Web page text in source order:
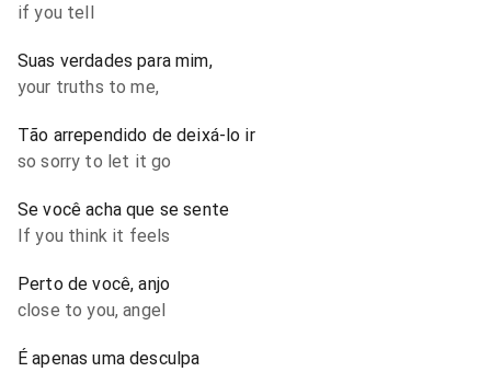
if you tell
Suas verdades para mim,
your truths to me,
Tão arrependido de deixá-lo ir
so sorry to let it go
Se você acha que se sente
If you think it feels
Perto de você, anjo
close to you, angel
É apenas uma desculpa